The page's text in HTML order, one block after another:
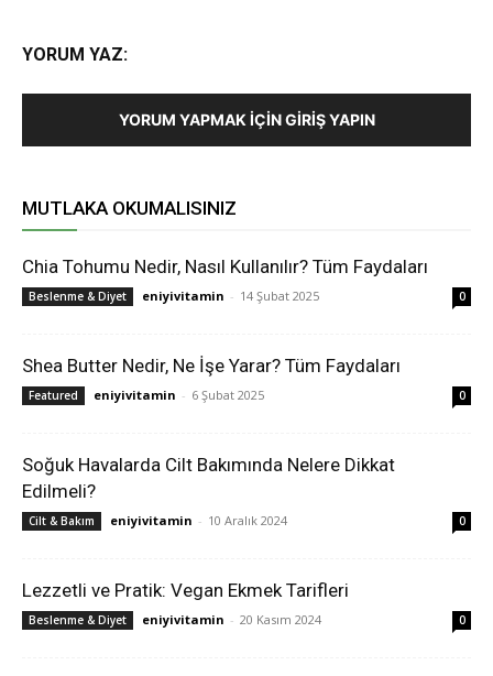
YORUM YAZ:
YORUM YAPMAK İÇIN GIRIŞ YAPIN
MUTLAKA OKUMALISINIZ
Chia Tohumu Nedir, Nasıl Kullanılır? Tüm Faydaları
Beslenme & Diyet eniyivitamin - 14 Şubat 2025 0
Shea Butter Nedir, Ne İşe Yarar? Tüm Faydaları
Featured eniyivitamin - 6 Şubat 2025 0
Soğuk Havalarda Cilt Bakımında Nelere Dikkat
Edilmeli?
Cilt & Bakım eniyivitamin - 10 Aralık 2024 0
Lezzetli ve Pratik: Vegan Ekmek Tarifleri
Beslenme & Diyet eniyivitamin - 20 Kasım 2024 0